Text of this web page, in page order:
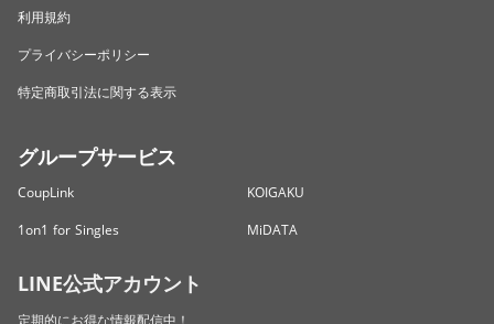
利用規約
プライバシーポリシー
特定商取引法に関する表示
グループサービス
CoupLink
KOIGAKU
1on1 for Singles
MiDATA
LINE公式アカウント
定期的にお得な情報配信中！